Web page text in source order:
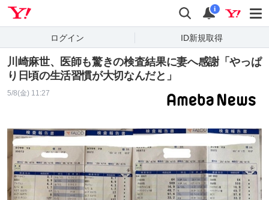
検索 通知
i
ログイン ID新規取得
川崎麻世、医師も驚きの検査結果に妻へ感謝「やっぱ
り日頃の生活習慣が大切なんだと」
5/8(金) 11:27